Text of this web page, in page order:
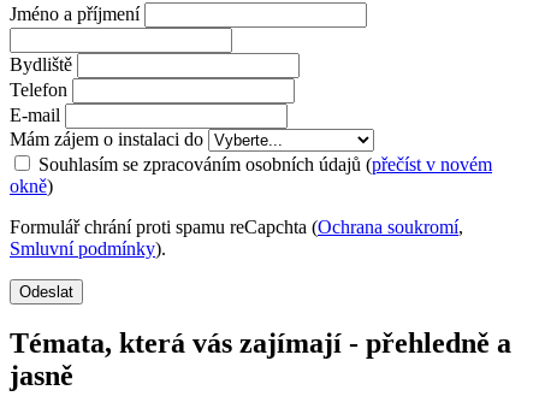
Jméno a příjmení
Bydliště
Telefon
E-mail
Mám zájem o instalaci do
Souhlasím se zpracováním osobních údajů (přečíst v novém
okně)
Formulář chrání proti spamu reCapchta (Ochrana soukromí,
Smluvní podmínky).
Odeslat
Témata, která vás zajímají - přehledně a
jasně